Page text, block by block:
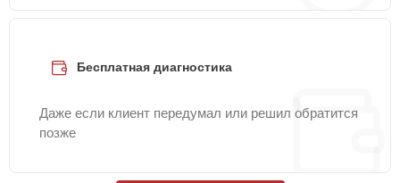
Бесплатная диагностика
Даже если клиент передумал или решил обратится
позже